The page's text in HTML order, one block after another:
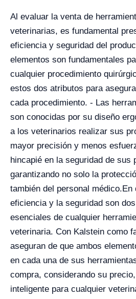
Al evaluar la venta de
veterinarias, es fundamental
eficiencia y seguridad del
elementos son fundamentales
cualquier procedimiento
estos dos atributos para
cada procedimiento. - Las
son conocidas por su diseño
a los veterinarios realizar sus
mayor precisión y menos
hincapié en la seguridad de sus
garantizando no solo la
también del personal médico.En
eficiencia y la seguridad son
esenciales de cualquier
veterinaria. Con Kalstein como
aseguran de que ambos
en cada una de sus
compra, considerando su
inteligente para cualquier